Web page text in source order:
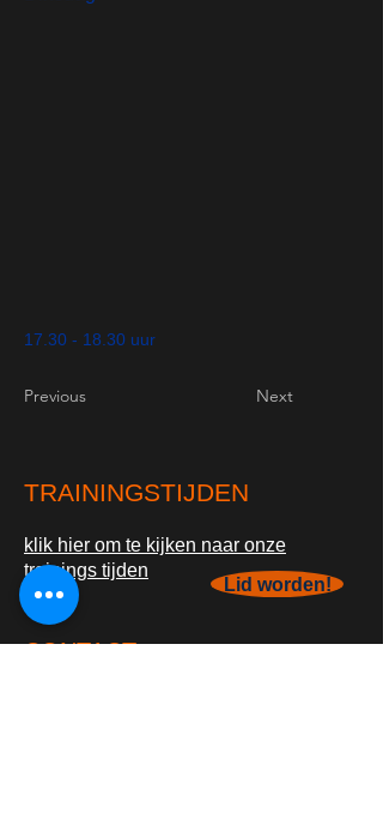
17.30 - 18.30 uur
Previous Next
TRAININGSTIJDEN
CONTACT
klik hier om te kijken naar onze
trainings tijden
Lid worden!